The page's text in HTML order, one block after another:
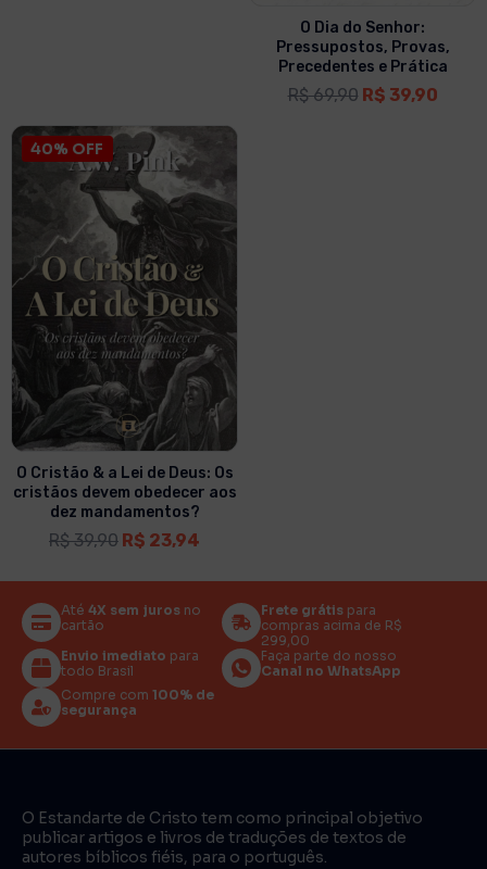
O Dia do Senhor:
Pressupostos, Provas,
Precedentes e Prática
R$69,90 R$ 39,90
40% OFF
O Cristão & a Lei de Deus: Os
cristãos devem obedecer aos
dez mandamentos?
R$39,90 R$ 23,94
Até 4X sem juros no
cartão
Frete grátis para
compras acima de R$
299,00
Envio imediato para
todo Brasil
Faça parte do nosso
Canal no WhatsApp
Compre com 100% de
segurança
O Estandarte de Cristo tem como principal objetivo
publicar artigos e livros de traduções de textos de
autores bíblicos fiéis, para o português.